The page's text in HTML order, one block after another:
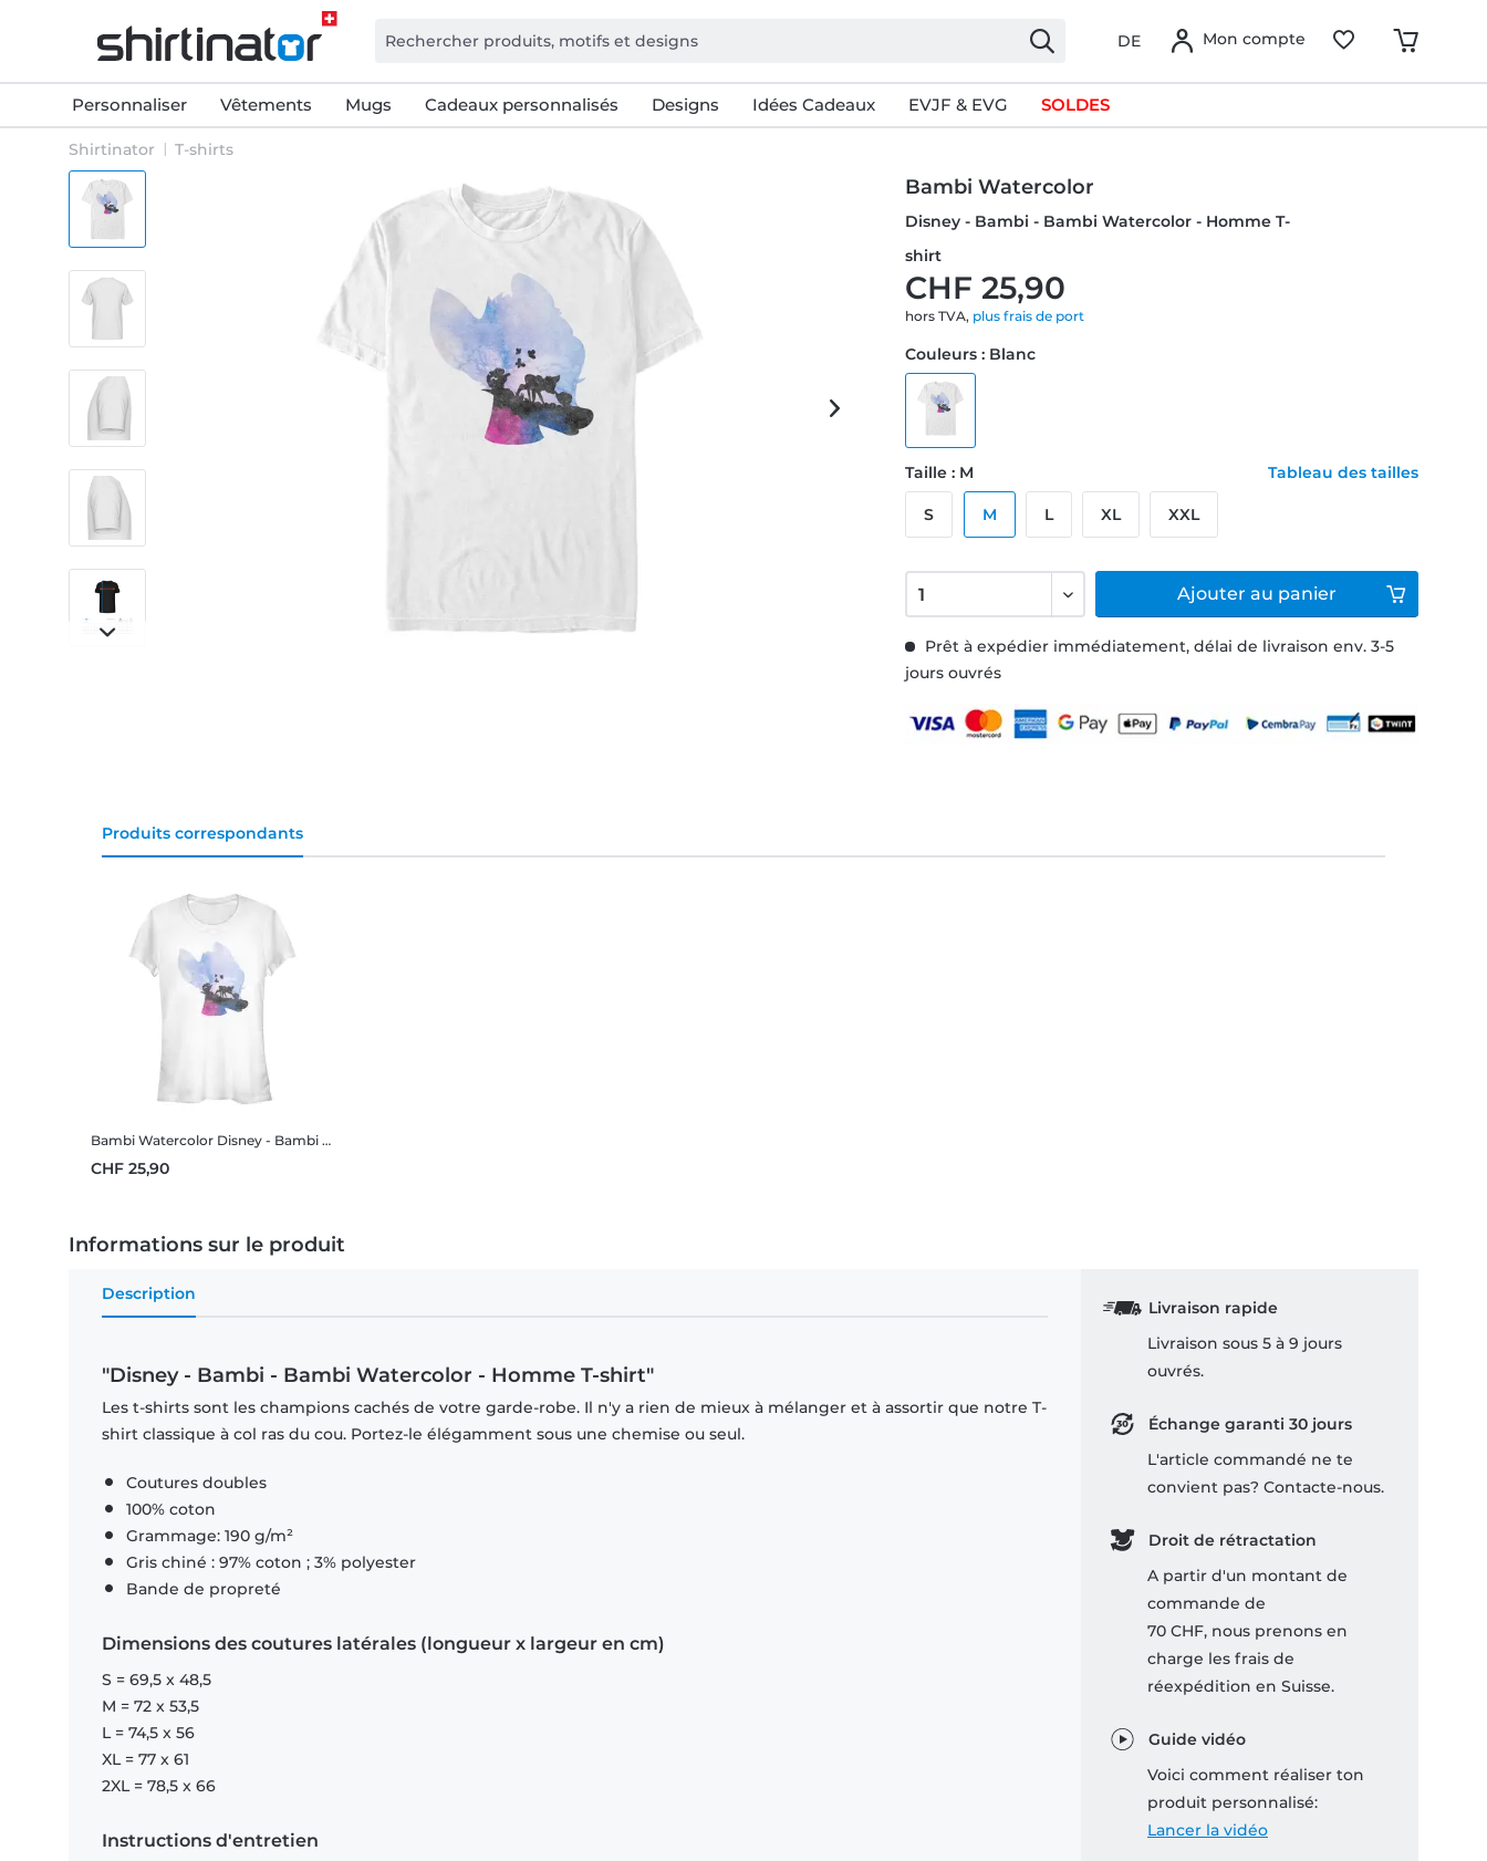
DE Mon compte
Personnaliser Vêtements Mugs Cadeaux personnalisés Designs Idées Cadeaux EVJF & EVG SOLDES
Shirtinator T-shirts
Bambi Watercolor
Disney - Bambi - Bambi Watercolor - Homme T-
shirt
CHF 25,90
hors TVA, plus frais de port
Prêt à expédier immédiatement, délai de livraison env. 3-5
jours ouvrés
Couleurs : Blanc
Taille : M Tableau des tailles
S M L XL XXL
Ajouter au panier
Produits correspondants
Bambi Watercolor Disney - Bambi - Bambi Watercolor - Femme T-shirt
CHF 25,90
Informations sur le produit
Description
"Disney - Bambi - Bambi Watercolor - Homme T-shirt"
Les t-shirts sont les champions cachés de votre garde-robe. Il n'y a rien de mieux à mélanger et à assortir que notre T-
shirt classique à col ras du cou. Portez-le élégamment sous une chemise ou seul.
Coutures doubles
100% coton
Grammage: 190 g/m²
Gris chiné : 97% coton ; 3% polyester
Bande de propreté
Dimensions des coutures latérales (longueur x largeur en cm)
S = 69,5 x 48,5
M = 72 x 53,5
L = 74,5 x 56
XL = 77 x 61
2XL = 78,5 x 66
Instructions d'entretien
Livraison rapide
Livraison sous 5 à 9 jours
ouvrés.
Échange garanti 30 jours
L'article commandé ne te
convient pas? Contacte-nous.
Droit de rétractation
A partir d'un montant de
commande de
70 CHF, nous prenons en
charge les frais de
réexpédition en Suisse.
Guide vidéo
Voici comment réaliser ton
produit personnalisé:
Lancer la vidéo